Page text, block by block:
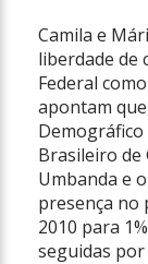
Camila e
liberdade de
Federal
apontam
Demográfico
Brasileiro de
Umbanda e
presença no
2010 para
seguidas por